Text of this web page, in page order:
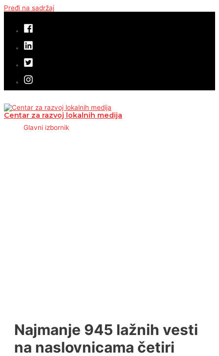
Pređi na sadržaj
Centar za razvoj lokalnih medija
Glavni izbornik
Najmanje 945 lažnih vesti
na naslovnicama četiri